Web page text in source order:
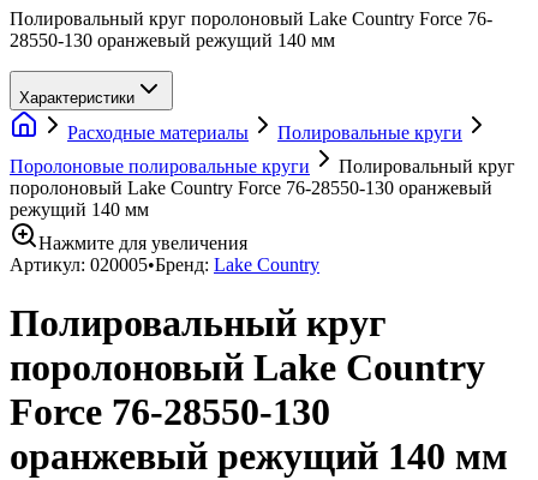
Полировальный круг поролоновый Lake Country Force 76-
28550-130 оранжевый режущий 140 мм
Характеристики
Расходные материалы
Полировальные круги
Поролоновые полировальные круги
Полировальный круг
поролоновый Lake Country Force 76-28550-130 оранжевый
режущий 140 мм
Нажмите для увеличения
Артикул: 020005•Бренд: Lake Country
Полировальный круг
поролоновый Lake Country
Force 76-28550-130
оранжевый режущий 140 мм